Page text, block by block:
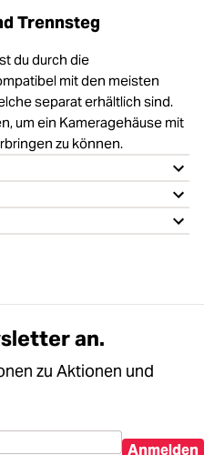
Trennsteg
du durch die
mit den meisten
separat erhältlich sind.
um ein Kameragehäuse mit
zu können.
an.
zu Aktionen und
Anmelden